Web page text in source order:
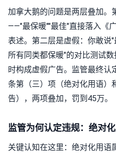
加拿大鹅的问题是两层叠加。
——"最保暖""最佳"直接落入《
表述。第二层是虚假：你敢说
所有同类都保暖"的对比测试
时构成虚假广告。监管最终认
条第（三）项（绝对化用语）
告），两项叠加，罚到45万。
监管为何认定违规：绝对
关键认知在这里：绝对化用语